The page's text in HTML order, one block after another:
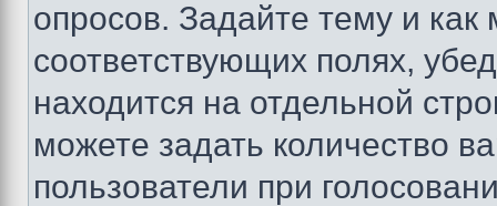
опросов. Задайте тему и
соответствующих полях,
находится на отдельной
можете задать количество
пользователи при